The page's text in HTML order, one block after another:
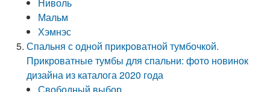
Мальм
Хэмнэс
Спальня с одной прикроватной тумбочкой.
Прикроватные тумбы для спальни: фото новинок
дизайна из каталога 2020 года